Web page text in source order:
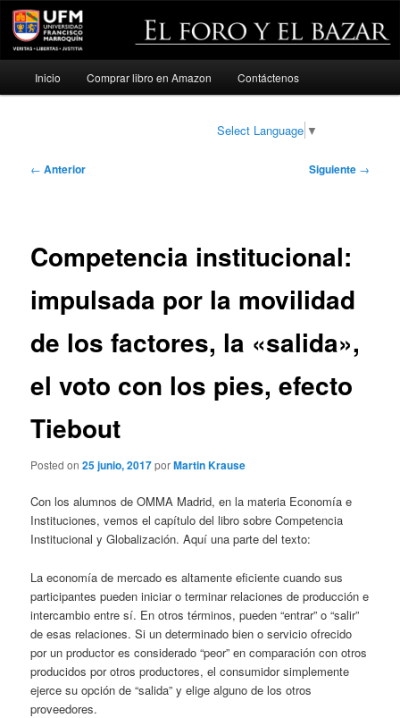
Ir
Inicio Comprar libro en Amazon Contáctenos
Select Language ▼
Navegación
← Anterior Siguiente →
Competencia institucional:
impulsada por la movilidad
de los factores, la «salida»,
el voto con los pies, efecto
Tiebout
Posted on25 junio, 2017porMartin Krause
Con los alumnos de OMMA Madrid, en la materia Economía e
Instituciones, vemos el capítulo del libro sobre Competencia
Institucional y Globalización. Aquí una parte del texto:
La economía de mercado es altamente eficiente cuando sus
participantes pueden iniciar o terminar relaciones de producción e
intercambio entre sí. En otros términos, pueden “entrar” o “salir”
de esas relaciones. Si un determinado bien o servicio ofrecido
por un productor es considerado “peor” en comparación con otros
producidos por otros productores, el consumidor simplemente
ejerce su opción de “salida” y elige alguno de los otros
proveedores.